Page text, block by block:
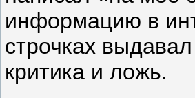
информацию в
строчках
критика и ложь.